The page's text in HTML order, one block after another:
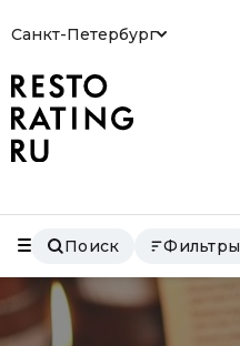
Санкт-Петербург
Поиск Фильтры